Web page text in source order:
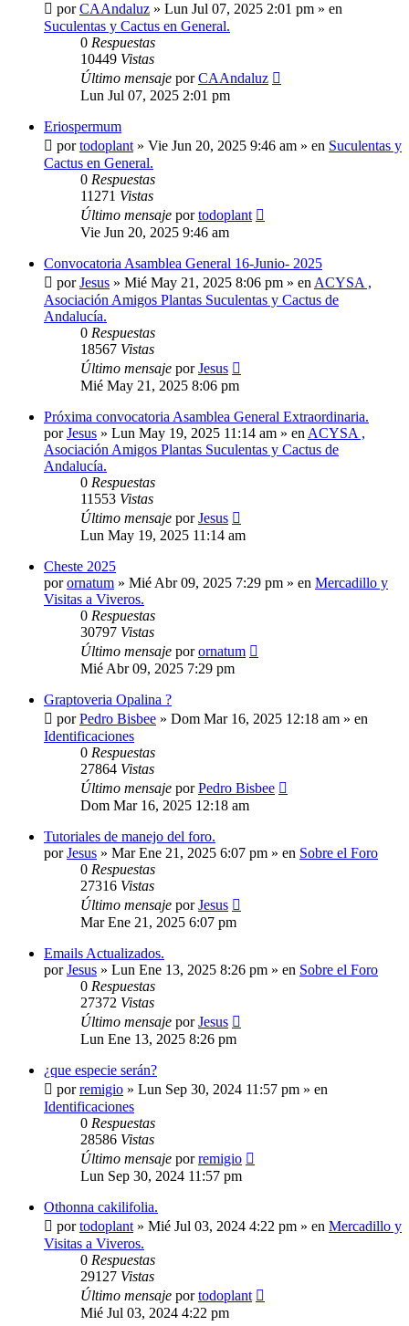
porCAAndaluz » Lun Jul 07, 2025 2:01 pm » en
Suculentas y Cactus en General.
0 Respuestas
10449 Vistas
Último mensaje porCAAndaluz
Lun Jul 07, 2025 2:01 pm
Eriospermum
portodoplant » Vie Jun 20, 2025 9:46 am » en Suculentas y
Cactus en General.
0 Respuestas
11271 Vistas
Último mensaje portodoplant
Vie Jun 20, 2025 9:46 am
Convocatoria Asamblea General 16-Junio- 2025
porJesus » Mié May 21, 2025 8:06 pm » en ACYSA ,
Asociación Amigos Plantas Suculentas y Cactus de
Andalucía.
0 Respuestas
18567 Vistas
Último mensaje porJesus
Mié May 21, 2025 8:06 pm
Próxima convocatoria Asamblea General Extraordinaria.
porJesus » Lun May 19, 2025 11:14 am » en ACYSA ,
Asociación Amigos Plantas Suculentas y Cactus de
Andalucía.
0 Respuestas
11553 Vistas
Último mensaje porJesus
Lun May 19, 2025 11:14 am
Cheste 2025
porornatum » Mié Abr 09, 2025 7:29 pm » en Mercadillo y
Visitas a Viveros.
0 Respuestas
30797 Vistas
Último mensaje porornatum
Mié Abr 09, 2025 7:29 pm
Graptoveria Opalina ?
porPedro Bisbee » Dom Mar 16, 2025 12:18 am » en
Identificaciones
0 Respuestas
27864 Vistas
Último mensaje porPedro Bisbee
Dom Mar 16, 2025 12:18 am
Tutoriales de manejo del foro.
porJesus » Mar Ene 21, 2025 6:07 pm » en Sobre el Foro
0 Respuestas
27316 Vistas
Último mensaje porJesus
Mar Ene 21, 2025 6:07 pm
Emails Actualizados.
porJesus » Lun Ene 13, 2025 8:26 pm » en Sobre el Foro
0 Respuestas
27372 Vistas
Último mensaje porJesus
Lun Ene 13, 2025 8:26 pm
¿que especie serán?
porremigio » Lun Sep 30, 2024 11:57 pm » en
Identificaciones
0 Respuestas
28586 Vistas
Último mensaje porremigio
Lun Sep 30, 2024 11:57 pm
Othonna cakilifolia.
portodoplant » Mié Jul 03, 2024 4:22 pm » en Mercadillo y
Visitas a Viveros.
0 Respuestas
29127 Vistas
Último mensaje portodoplant
Mié Jul 03, 2024 4:22 pm